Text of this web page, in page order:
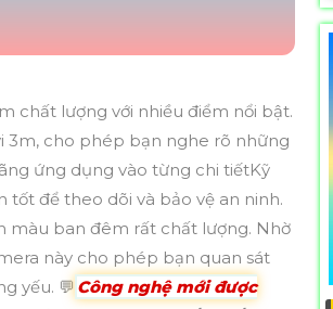
chất lượng với nhiều điểm nổi bật.
3m, cho phép bạn nghe rõ những
ứng dụng vào từng chi tiếtKỹ
để theo dõi và bảo vệ an ninh.
màu ban đêm rất chất lượng. Nhờ
này cho phép bạn quan sát
yếu. 💬 Công nghệ mới được